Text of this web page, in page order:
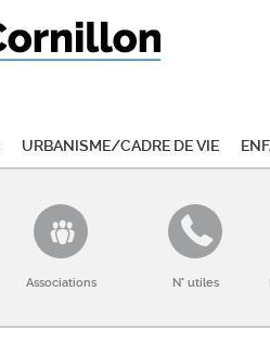
Urbanisme/Cadre de vie
Associations N° utiles